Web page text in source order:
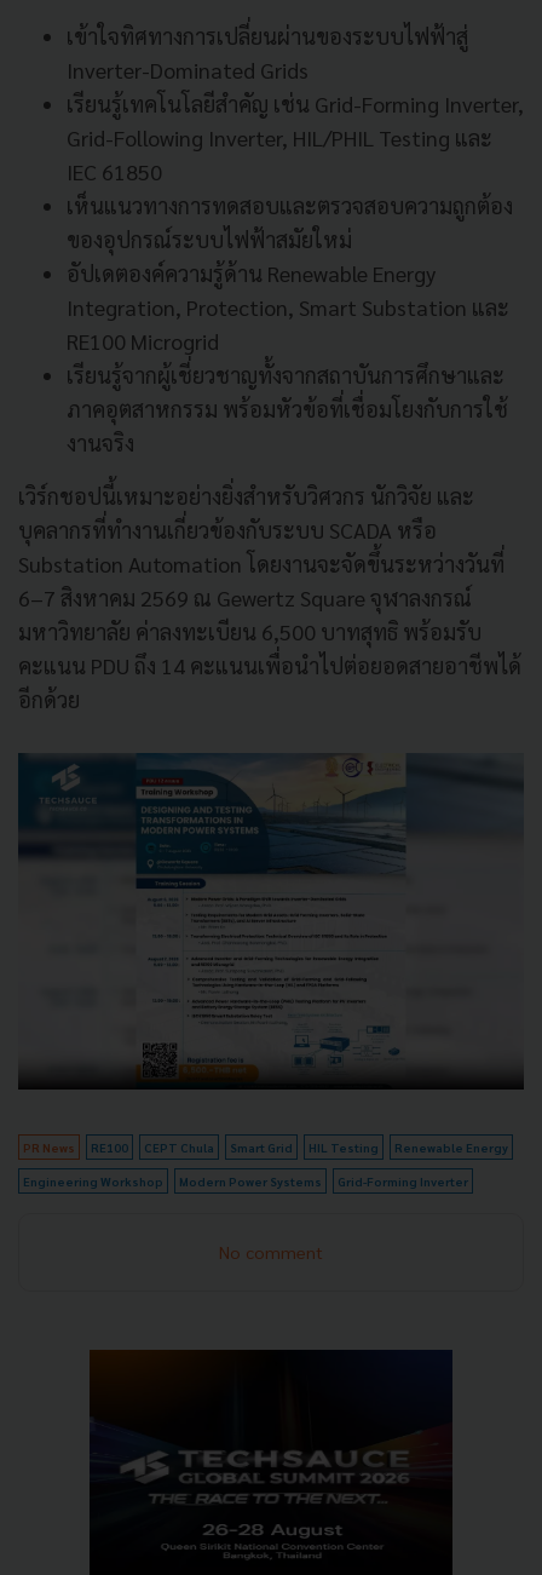
เข้าใจทิศทางการเปลี่ยนผ่านของระบบไฟฟ้าสู่
Inverter-Dominated Grids
เรียนรู้เทคโนโลยีสำคัญ เช่น Grid-Forming Inverter,
Grid-Following Inverter, HIL/PHIL Testing และ
IEC 61850
เห็นแนวทางการทดสอบและตรวจสอบความถูกต้อง
ของอุปกรณ์ระบบไฟฟ้าสมัยใหม่
อัปเดตองค์ความรู้ด้าน Renewable Energy
Integration, Protection, Smart Substation และ
RE100 Microgrid
เรียนรู้จากผู้เชี่ยวชาญทั้งจากสถาบันการศึกษาและ
ภาคอุตสาหกรรม พร้อมหัวข้อที่เชื่อมโยงกับการใช้
งานจริง
เวิร์กชอปนี้เหมาะอย่างยิ่งสำหรับวิศวกร นักวิจัย และ
บุคลากรที่ทำงานเกี่ยวข้องกับระบบ SCADA หรือ
Substation Automation โดยงานจะจัดขึ้นระหว่างวันที่
6–7 สิงหาคม 2569 ณ Gewertz Square จุฬาลงกรณ์
มหาวิทยาลัย ค่าลงทะเบียน 6,500 บาทสุทธิ พร้อมรับ
คะแนน PDU ถึง 14 คะแนนเพื่อนำไปต่อยอดสายอาชีพได้
อีกด้วย
PR News RE100 CEPT Chula Smart Grid HIL Testing Renewable Energy
Engineering Workshop Modern Power Systems Grid-Forming Inverter
No comment